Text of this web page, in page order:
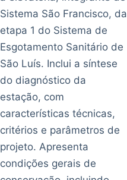
Sistema São Francisco, da
etapa 1 do Sistema de
Esgotamento Sanitário de
São Luís. Inclui a síntese
do diagnóstico da
estação, com
características técnicas,
critérios e parâmetros de
projeto. Apresenta
condições gerais de